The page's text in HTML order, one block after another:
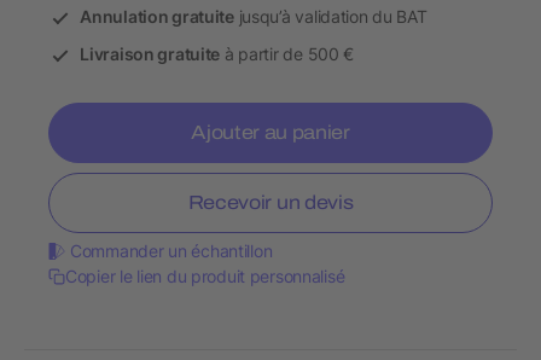
Annulation gratuitejusqu’à validation du BAT
Livraison gratuite à partir de 500 €
Ajouter au panier
Recevoir un devis
Commander un échantillon
Copier le lien du produit personnalisé